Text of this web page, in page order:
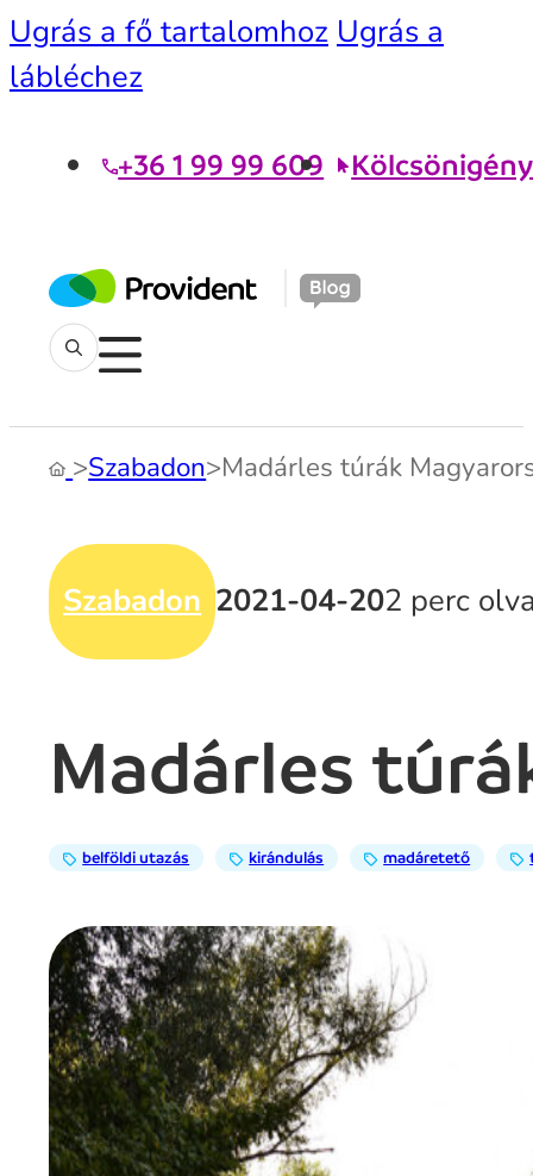
Ugrás a fő tartalomhoz Ugrás a
lábléchez
+36 1 99 99 609
>Szabadon>Madárles túrák
Szabadon 2021-04-202 perc
Madárles
belföldi utazás kirándulás madáretető